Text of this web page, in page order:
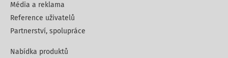
Média a reklama
Reference uživatelů
Partnerství, spolupráce
Nabídka produktů